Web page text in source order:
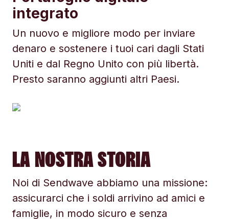
integrato
Un nuovo e migliore modo per inviare
denaro e sostenere i tuoi cari dagli Stati
Uniti e dal Regno Unito con più libertà.
Presto saranno aggiunti altri Paesi.
LA NOSTRA STORIA
Noi di Sendwave abbiamo una missione:
assicurarci che i soldi arrivino ad amici e
famiglie, in modo sicuro e senza